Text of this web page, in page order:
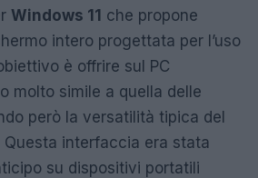
Windows 11 che propone
intero progettata per l’uso
è offrire sul PC
molto simile a quella delle
però la versatilità tipica del
interfaccia era stata
su dispositivi portatili